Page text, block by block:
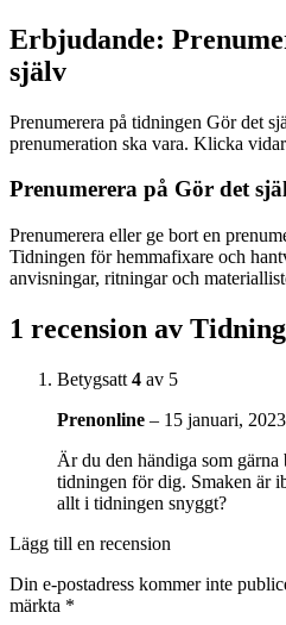
Erbjudande:
själv
Prenumerera på tidningen Gör det
prenumeration ska vara. Klicka
Prenumerera på Gör det
Prenumerera eller ge bort en
Tidningen för hemmafixare och
anvisningar, ritningar och
1 recension av
Betygsatt 4 av 5
Prenonline – 15 januari, 2023
Är du den händiga som gärna
tidningen för dig. Smaken är
allt i tidningen snyggt?
Lägg till en recension
Din e-postadress kommer inte
märkta *